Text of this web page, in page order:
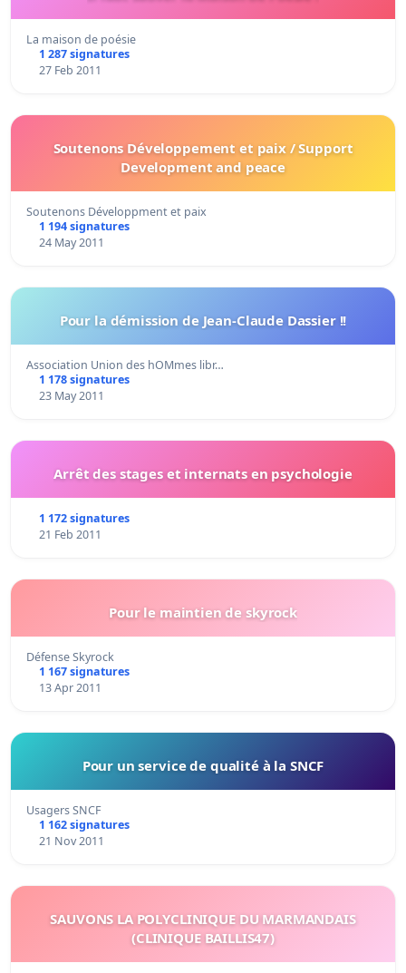
La maison de poésie
1 287 signatures
27 Feb 2011
Soutenons Développement et paix / Support
Development and peace
Soutenons Développment et paix
1 194 signatures
24 May 2011
Pour la démission de Jean-Claude Dassier !!
Association Union des hOMmes libr…
1 178 signatures
23 May 2011
Arrêt des stages et internats en psychologie
1 172 signatures
21 Feb 2011
Pour le maintien de skyrock
Défense Skyrock
1 167 signatures
13 Apr 2011
Pour un service de qualité à la SNCF
Usagers SNCF
1 162 signatures
21 Nov 2011
SAUVONS LA POLYCLINIQUE DU MARMANDAIS
(CLINIQUE BAILLIS47)